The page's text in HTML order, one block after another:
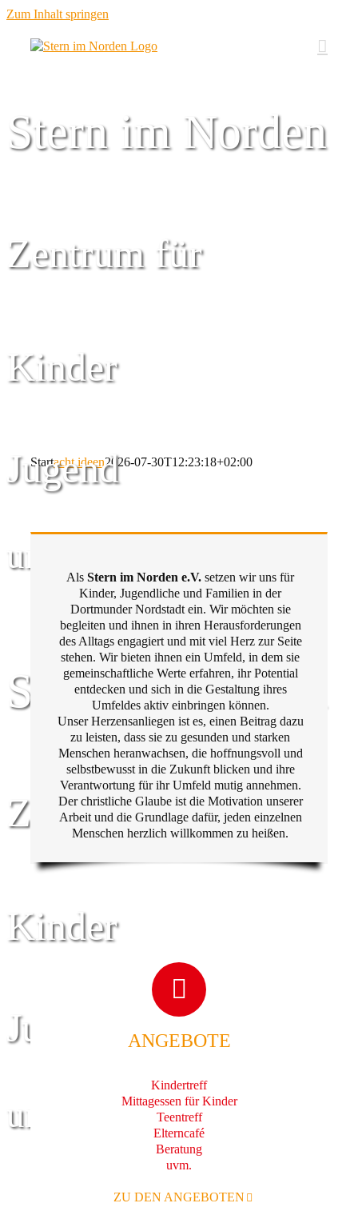
Zum Inhalt springen
Stern im Norden
Zentrum für
Kinder
Jugend
und Familie
Stern im Norden
Zentrum für
Kinder
Jugend
und Familie
Startacht ideen2026-07-30T12:23:18+02:00
Als Stern im Norden e.V. setzen wir uns für
Kinder, Jugendliche und Familien in der
Dortmunder Nordstadt ein. Wir möchten sie
begleiten und ihnen in ihren Herausforderungen
des Alltags engagiert und mit viel Herz zur Seite
stehen. Wir bieten ihnen ein Umfeld, in dem sie
gemeinschaftliche Werte erfahren, ihr Potential
entdecken und sich in die Gestaltung ihres
Umfeldes aktiv einbringen können.
Unser Herzensanliegen ist es, einen Beitrag dazu
zu leisten, dass sie zu gesunden und starken
Menschen heranwachsen, die hoffnungsvoll und
selbstbewusst in die Zukunft blicken und ihre
Verantwortung für ihr Umfeld mutig annehmen.
Der christliche Glaube ist die Motivation unserer
Arbeit und die Grundlage dafür, jeden einzelnen
Menschen herzlich willkommen zu heißen.
ANGEBOTE
Kindertreff
Mittagessen für Kinder
Teentreff
Elterncafé
Beratung
uvm.
ZU DEN ANGEBOTEN